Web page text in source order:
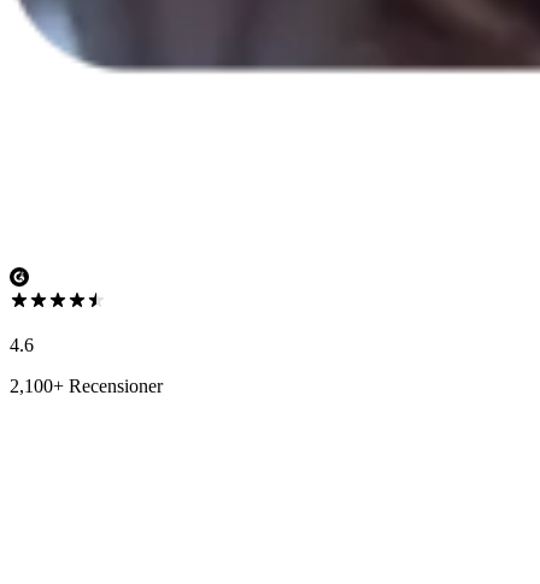
4.6
2,100+ Recensioner